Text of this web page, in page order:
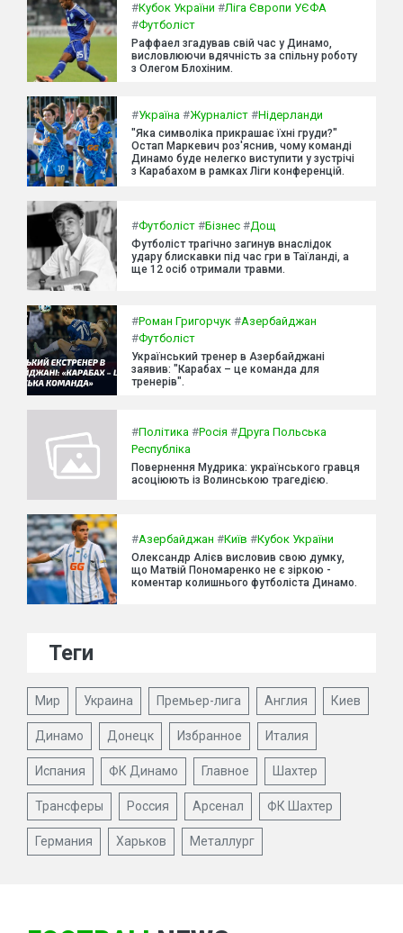
#Кубок України #Ліга Європи УЄФА
#Футболіст
Раффаел згадував свій час у Динамо,
висловлюючи вдячність за спільну роботу
з Олегом Блохіним.
#Україна #Журналіст #Нідерланди
"Яка символіка прикрашає їхні груди?"
Остап Маркевич роз'яснив, чому команді
Динамо буде нелегко виступити у зустрічі
з Карабахом в рамках Ліги конференцій.
#Футболіст #Бізнес #Дощ
Футболіст трагічно загинув внаслідок
удару блискавки під час гри в Таїланді, а
ще 12 осіб отримали травми.
#Роман Григорчук #Азербайджан
#Футболіст
Український тренер в Азербайджані
заявив: "Карабах – це команда для
тренерів".
#Політика #Росія #Друга Польська
Республіка
Повернення Мудрика: українського гравця
асоціюють із Волинською трагедією.
#Азербайджан #Київ #Кубок України
Олександр Алієв висловив свою думку,
що Матвій Пономаренко не є зіркою -
коментар колишнього футболіста Динамо.
Теги
Мир Украина Премьер-лига Англия Киев
Динамо Донецк Избранное Италия
Испания ФК Динамо Главное Шахтер
Трансферы Россия Арсенал ФК Шахтер
Германия Харьков Металлург